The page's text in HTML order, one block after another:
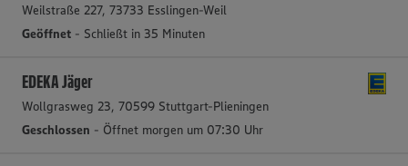
Weilstraße 227, 73733 Esslingen-Weil
Geöffnet - Schließt in 35 Minuten
EDEKA Jäger
Wollgrasweg 23, 70599 Stuttgart-Plieningen
Geschlossen - Öffnet morgen um 07:30 Uhr